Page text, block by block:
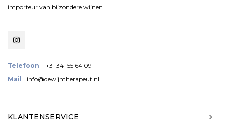
importeur van bijzondere wijnen
Telefoon
+31 341 55 64 09
Mail
info@dewijntherapeut.nl
KLANTENSERVICE